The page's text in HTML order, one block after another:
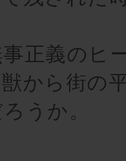
正義のヒ
から街の
うか。